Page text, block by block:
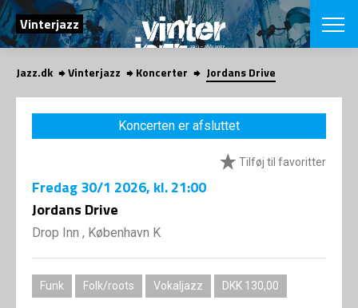
SØG
Vinterjazz
English
VÆLG
COPENHAGEN
Om fonden
Om
Jazz.dk Vinterjazz Koncerter Jordans Drive
Koncerten er afsluttet
Tilføj til favoritter
Fredag30/1 2026, kl. 21:00
Jordans Drive
Drop Inn , København K
Funk Folk/roots Vokaljazz DKK 130,00